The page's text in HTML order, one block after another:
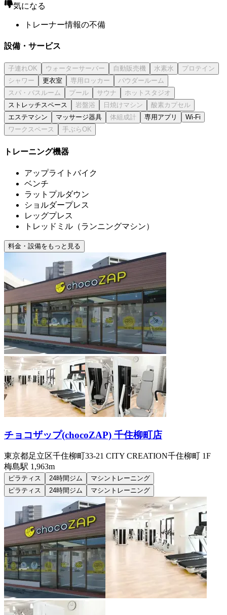
気になる
トレーナー情報の不備
設備・サービス
更衣室
ストレッチスペース
エステマシン
マッサージ器具 専用アプリ Wi-Fi
トレーニング機器
アップライトバイク
ベンチ
ラットプルダウン
ショルダープレス
レッグプレス
トレッドミル（ランニングマシン）
料金・設備をもっと見る
チョコザップ(chocoZAP) 千住柳町店
東京都足立区千住柳町33-21 CITY CREATION千住柳町 1F
梅島駅 1,963m
ピラティス 24時間ジム
マシントレーニング
ピラティス
24時間ジム マシントレーニング